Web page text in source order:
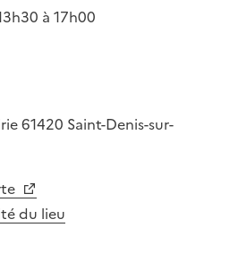
à 17h00
61420 Saint-Denis-sur-
du lieu